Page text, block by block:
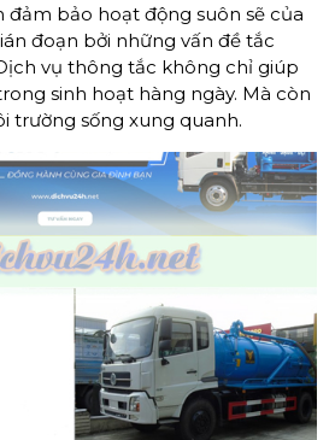
đảm bảo hoạt động suôn sẽ của
đoạn bởi những vấn đề tắc
vụ thông tắc không chỉ giúp
sinh hoạt hàng ngày. Mà còn
trường sống xung quanh.